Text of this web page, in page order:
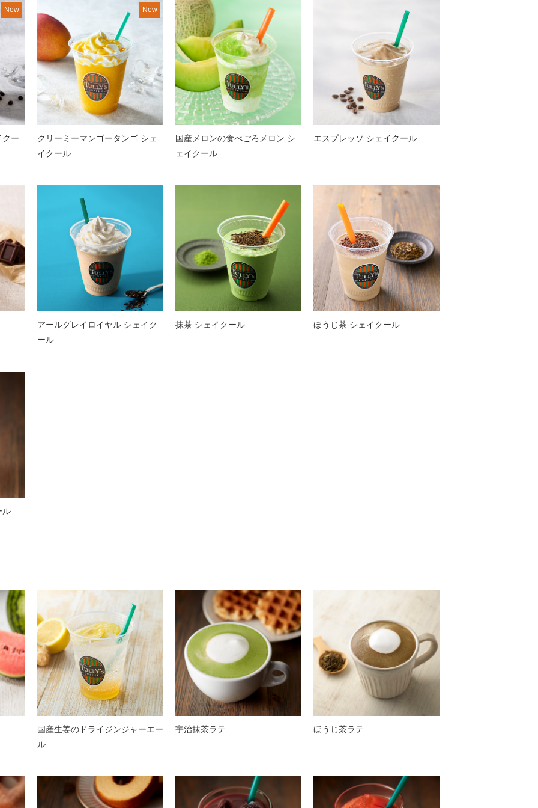
クー
New
クリーミーマンゴータンゴ シェ
イクール
New
国産メロンの食べごろメロン シ
ェイクール
エスプレッソ シェイクール
アールグレイロイヤル シェイク
ール
抹茶 シェイクール ほうじ茶 シェイクール
ル
国産生姜のドライジンジャーエー
ル
宇治抹茶ラテ ほうじ茶ラテ